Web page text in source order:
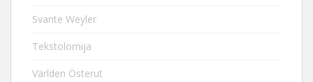
Svante Weyler
Tekstolomija
Världen Österut